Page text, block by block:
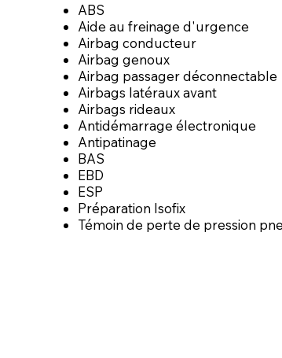
ABS
Aide au freinage d'urgence
Airbag conducteur
Airbag genoux
Airbag passager déconnectable
Airbags latéraux avant
Airbags rideaux
Antidémarrage électronique
Antipatinage
BAS
EBD
ESP
Préparation Isofix
Témoin de perte de pression